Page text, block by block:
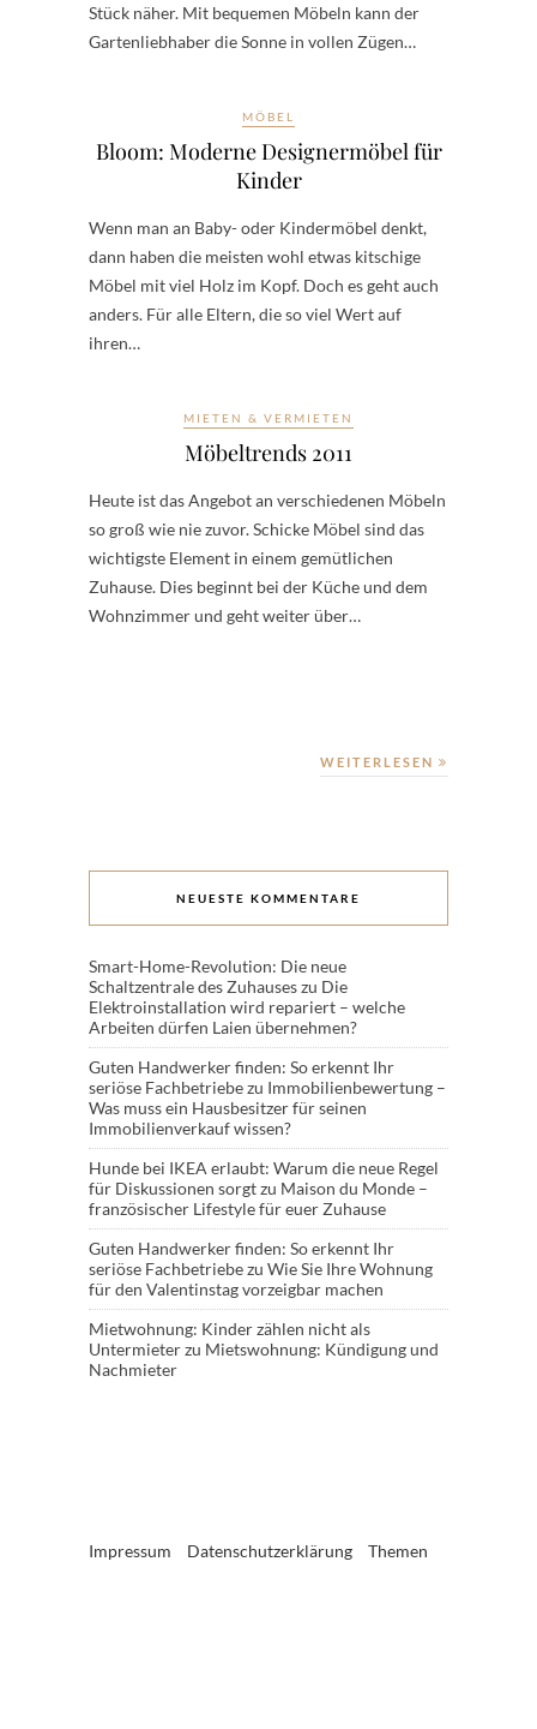
Stück näher. Mit bequemen Möbeln kann der
Gartenliebhaber die Sonne in vollen Zügen…
MÖBEL
Bloom: Moderne Designermöbel für
Kinder
Wenn man an Baby- oder Kindermöbel denkt,
dann haben die meisten wohl etwas kitschige
Möbel mit viel Holz im Kopf. Doch es geht auch
anders. Für alle Eltern, die so viel Wert auf
ihren…
MIETEN & VERMIETEN
Möbeltrends 2011
Heute ist das Angebot an verschiedenen Möbeln
so groß wie nie zuvor. Schicke Möbel sind das
wichtigste Element in einem gemütlichen
Zuhause. Dies beginnt bei der Küche und dem
Wohnzimmer und geht weiter über…
WEITERLESEN
NEUESTE KOMMENTARE
Smart-Home-Revolution: Die neue
Schaltzentrale des Zuhauseszu Die
Elektroinstallation wird repariert – welche
Arbeiten dürfen Laien übernehmen?
Guten Handwerker finden: So erkennt Ihr
seriöse Fachbetriebezu Immobilienbewertung –
Was muss ein Hausbesitzer für seinen
Immobilienverkauf wissen?
Hunde bei IKEA erlaubt: Warum die neue Regel
für Diskussionen sorgtzu Maison du Monde –
französischer Lifestyle für euer Zuhause
Guten Handwerker finden: So erkennt Ihr
seriöse Fachbetriebezu Wie Sie Ihre Wohnung
für den Valentinstag vorzeigbar machen
Mietwohnung: Kinder zählen nicht als
Untermieterzu Mietswohnung: Kündigung und
Nachmieter
Impressum Datenschutzerklärung Themen